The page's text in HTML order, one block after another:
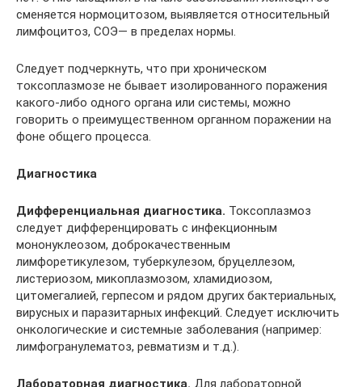
сменяется нормоцитозом, выявляется относительный
лимфоцитоз, СОЭ— в пределах нормы.
Следует подчеркнуть, что при хроническом
токсоплазмозе не бывает изолированного поражения
какого-либо одного органа или системы, можно
говорить о преимущественном органном поражении на
фоне общего процесса.
Диагностика
Дифференциальная диагностика. Токсоплазмоз
следует дифференцировать с инфекционным
мононуклеозом, доброкачественным
лимфоретикулезом, туберкулезом, бруцеллезом,
листериозом, микоплазмозом, хламидиозом,
цитомегалией, герпесом и рядом других бактериальных,
вирусных и паразитарных инфекций. Следует исключить
онкологические и системные заболевания (например:
лимфогранулематоз, ревматизм и т.д.).
Лабораторная диагностика. Для лабораторной